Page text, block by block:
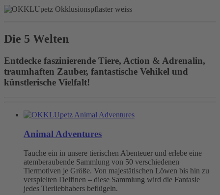
Die 5 Welten
Entdecke faszinierende Tiere, Action & Adrenalin,
traumhaften Zauber, fantastische Vehikel und
künstlerische Vielfalt!
Animal Adventures
Tauche ein in unsere tierischen Abenteuer und erlebe eine
atemberaubende Sammlung von 50 verschiedenen
Tiermotiven je Größe. Von majestätischen Löwen bis hin zu
verspielten Delfinen – diese Sammlung wird die Fantasie
jedes Tierliebhabers beflügeln.